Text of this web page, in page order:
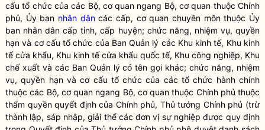
cấu tổ chức của các Bộ, cơ quan ngang Bộ, cơ quan thuộc Chính
phủ, Ủy ban nhân dâncác cấp, cơ quan chuyên môn thuộc Ủy
ban nhân dân cấp tỉnh, cấp huyện; chức năng, nhiệm vụ,quyền
hạn và cơ cấu tổ chức của Ban Quản lý các Khu kinh tế, Khu kinh
tế cửa khẩu, Khu kinh tế cửa khẩu quốc tế, Khu công nghiệp, Khu
chế xuất và các Ban Quản lý có tên gọi khác; chức năng, nhiệm
vụ,quyền hạn và cơ cấu tổ chức của các tổ chức hành chính
thuộc các Bộ, cơ quan ngang Bộ, cơ quan thuộc Chính phủ thuộc
thẩm quyềnquyết định của Chính phủ, Thủ tướng Chính phủ (trừ
thành lập, sáp nhập, giải thể các đơn vị sự nghiệp được quy định